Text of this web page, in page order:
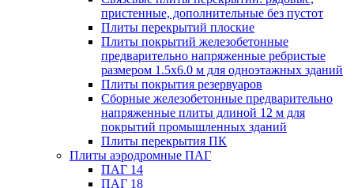
пристенные, дополнительные без пустот
Плиты перекрытий плоские
Плиты покрытий железобетонные
предварительно напряженные ребристые
размером 1.5х6.0 м для одноэтажных зданий
Плиты покрытия резервуаров
Сборные железобетонные предварительно
напряженные плиты длиной 12 м для
покрытий промышленных зданий
Плиты перекрытия ПК
Плиты аэродромные ПАГ
ПАГ 14
ПАГ 18